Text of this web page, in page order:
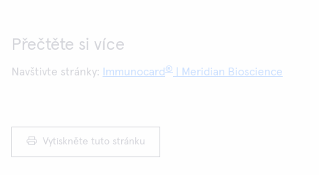
Přečtěte si více
Navštivte stránky: Immunocard ® | Meridian Bioscience
Vytiskněte tuto stránku